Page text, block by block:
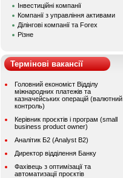
Інвестиційні компанії
Компанії з управління активами
Ділінгові компанії та Forex
Різне
Термінові вакансії
Головний економіст Відділу
міжнародних платежів та
казначейських операцій (валютний
контроль)
Керівник проєктів і програм (small
business product owner)
Аналітик Б2 (Analyst B2)
Директор відділення Банку
Фахівець з оптимізації та
автоматизації проєктів